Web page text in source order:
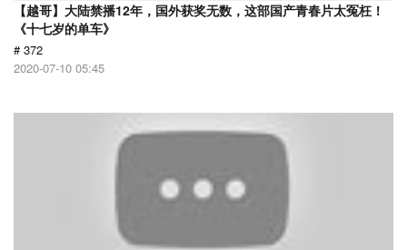
【越哥】大陆禁播12年，国外获奖无数，这部国产青春片太冤枉！
《十七岁的单车》
# 372
2020-07-10 05:45